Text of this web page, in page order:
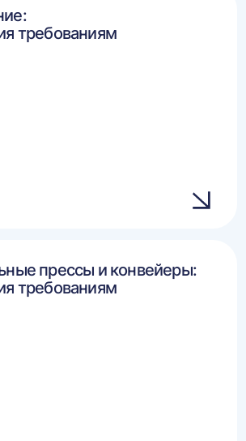
требованиям
прессы и конвейеры:
требованиям